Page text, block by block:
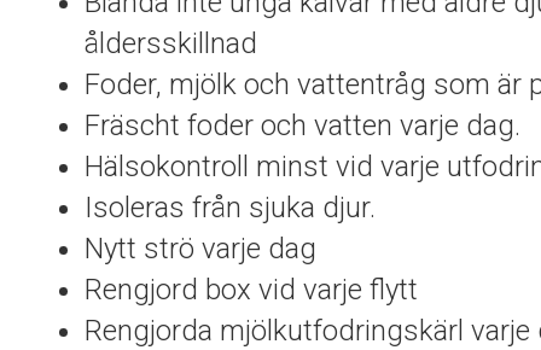
åldersskillnad
Foder, mjölk och vattentråg som är
Fräscht foder och vatten varje dag.
Hälsokontroll minst vid varje
Isoleras från sjuka djur.
Nytt strö varje dag
Rengjord box vid varje flytt
Rengjorda mjölkutfodringskärl varje